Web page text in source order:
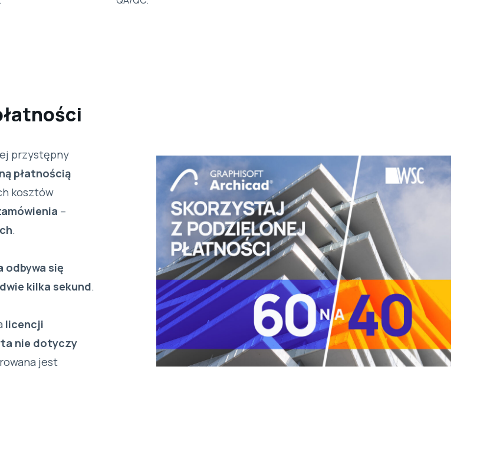
przystępny
płatnością
kosztów
–
.
odbywa się
kilka sekund.
licencji
nie dotyczy
jest